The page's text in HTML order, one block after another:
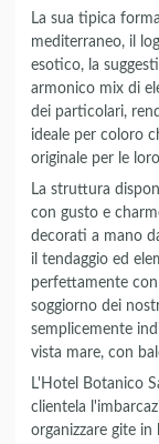
La sua tipica
mediterraneo, il
esotico, la
armonico mix di
dei particolari,
ideale per coloro
originale per le
La struttura
con gusto e
decorati a mano
il tendaggio ed
perfettamente
soggiorno dei
semplicemente
vista mare, con
L'Hotel Botanico
clientela
organizzare gite in